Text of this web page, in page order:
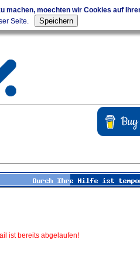
machen, moechten wir Cookies auf
Seite.
ist bereits abgelaufen!